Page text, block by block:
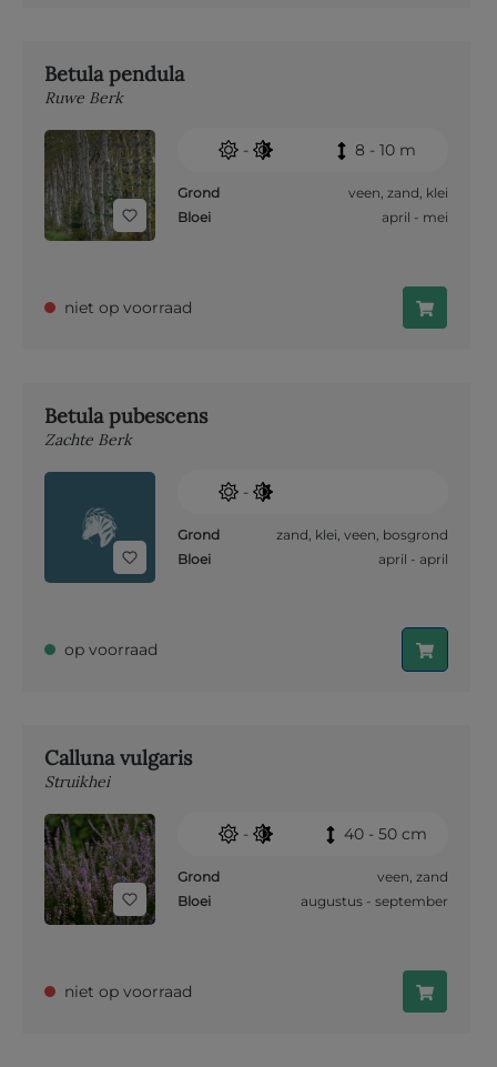
Betula pendula
Ruwe Berk
- 8 - 10 m
Grond veen, zand, klei
Bloei
april - mei
niet op voorraad
Betula pubescens
Zachte Berk
-
Grond zand, klei, veen, bosgrond
Bloei
april - april
op voorraad
Calluna vulgaris
Struikhei
- 40 - 50 cm
Grond veen, zand
Bloei
augustus - september
niet op voorraad